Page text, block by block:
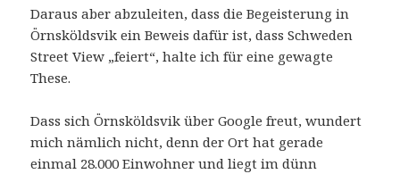
Daraus aber abzuleiten, dass die Begeisterung in
Örnsköldsvik ein Beweis dafür ist, dass Schweden
Street View „feiert“, halte ich für eine gewagte
These.
Dass sich Örnsköldsvik über Google freut, wundert
mich nämlich nicht, denn der Ort hat gerade
einmal 28.000 Einwohner und liegt im dünn